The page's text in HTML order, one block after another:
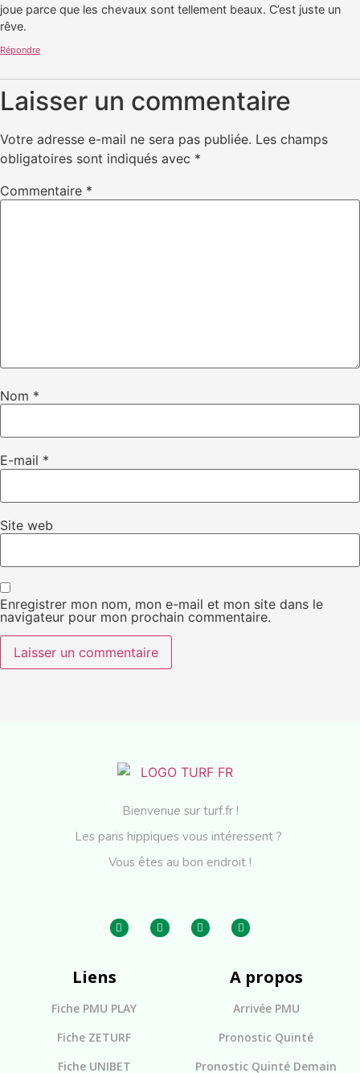
joue parce que les chevaux sont tellement beaux. C’est juste un
rêve.
Répondre
Laisser un commentaire
Votre adresse e-mail ne sera pas publiée. Les champs
obligatoires sont indiqués avec *
Commentaire *
Nom *
E-mail *
Site web
Enregistrer mon nom, mon e-mail et mon site dans le
navigateur pour mon prochain commentaire.
Bienvenue sur turf.fr !
Les paris hippiques vous intéressent ?
Vous êtes au bon endroit !
Liens
Fiche PMU PLAY
Fiche ZETURF
Fiche UNIBET
A propos
Arrivée PMU
Pronostic Quinté
Pronostic Quinté Demain